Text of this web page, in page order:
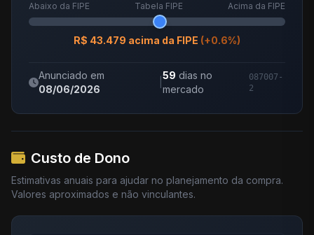
Abaixo da FIPE Tabela FIPE Acima da FIPE
R$ 43.479 acima da FIPE (+0.6%)
Anunciado em
08/06/2026
59 dias no
mercado
087007-
2
Custo de Dono
Estimativas anuais para ajudar no planejamento da compra.
Valores aproximados e não vinculantes.